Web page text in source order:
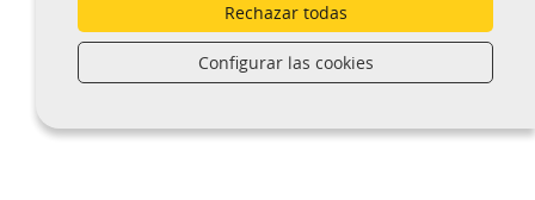
Rechazar todas
Configurar las cookies